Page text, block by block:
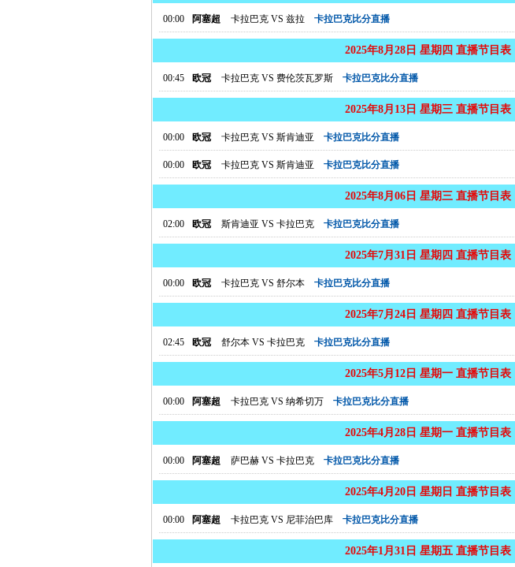
00:00 阿塞超 卡拉巴克 VS 兹拉 卡拉巴克比分直播
2025年8月28日 星期四 直播节目表
00:45 欧冠 卡拉巴克 VS 费伦茨瓦罗斯 卡拉巴克比分直播
2025年8月13日 星期三 直播节目表
00:00 欧冠 卡拉巴克 VS 斯肯迪亚 卡拉巴克比分直播
00:00 欧冠 卡拉巴克 VS 斯肯迪亚 卡拉巴克比分直播
2025年8月06日 星期三 直播节目表
02:00 欧冠 斯肯迪亚 VS 卡拉巴克 卡拉巴克比分直播
2025年7月31日 星期四 直播节目表
00:00 欧冠 卡拉巴克 VS 舒尔本 卡拉巴克比分直播
2025年7月24日 星期四 直播节目表
02:45 欧冠 舒尔本 VS 卡拉巴克 卡拉巴克比分直播
2025年5月12日 星期一 直播节目表
00:00 阿塞超 卡拉巴克 VS 纳希切万 卡拉巴克比分直播
2025年4月28日 星期一 直播节目表
00:00 阿塞超 萨巴赫 VS 卡拉巴克 卡拉巴克比分直播
2025年4月20日 星期日 直播节目表
00:00 阿塞超 卡拉巴克 VS 尼菲治巴库 卡拉巴克比分直播
2025年1月31日 星期五 直播节目表